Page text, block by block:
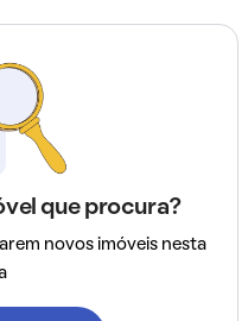
que procura?
novos imóveis nesta